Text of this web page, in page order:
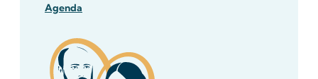
Agenda